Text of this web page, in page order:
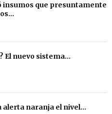
insumos que presuntamente
El nuevo sistema...
alerta naranja el nivel...